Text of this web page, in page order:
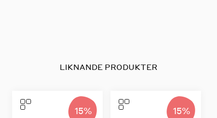
LIKNANDE PRODUKTER
15% 15%